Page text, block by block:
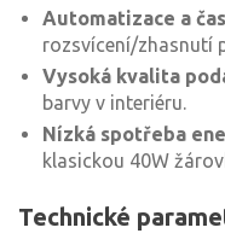
Automatizace a
rozsvícení/zhasnutí
Vysoká kvalita
barvy v interiéru.
Nízká spotřeba
klasickou 40W
Technické